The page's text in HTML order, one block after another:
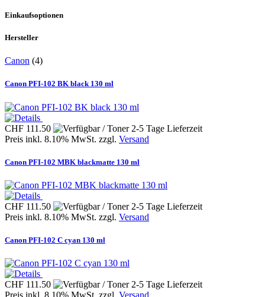
Einkaufsoptionen
Hersteller
Canon (4)
Canon PFI-102 BK black 130 ml
CHF 111.50
Preis inkl. 8.10% MwSt. zzgl. Versand
Canon PFI-102 MBK blackmatte 130 ml
CHF 111.50
Preis inkl. 8.10% MwSt. zzgl. Versand
Canon PFI-102 C cyan 130 ml
CHF 111.50